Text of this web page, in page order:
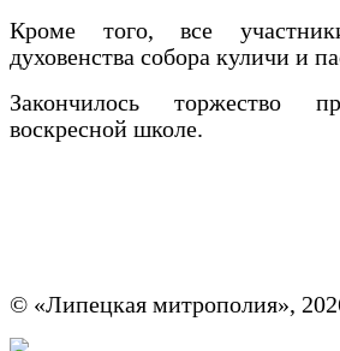
Кроме того, все
духовенства собора куличи и
Закончилось торжество
воскресной школе.
© «Липецкая митрополия»,